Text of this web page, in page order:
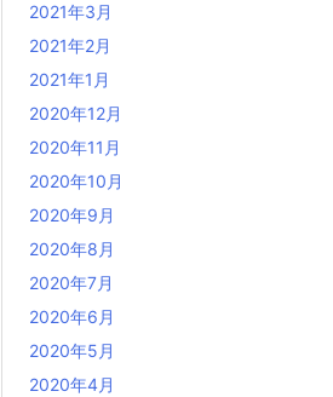
2021年3月
2021年2月
2021年1月
2020年12月
2020年11月
2020年10月
2020年9月
2020年8月
2020年7月
2020年6月
2020年5月
2020年4月